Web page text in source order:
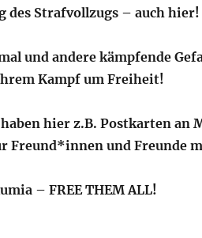
des Strafvollzugs – auch hier!
und andere kämpfende
Kampf um Freiheit!
hier z.B. Postkarten an
Freund*innen und Freunde
– FREE THEM ALL!